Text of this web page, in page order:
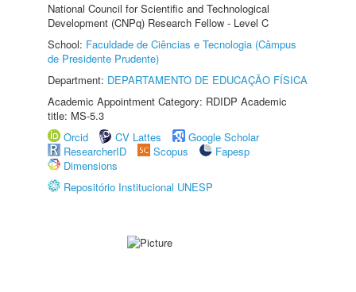
National Council for Scientific and Technological
Development (CNPq) Research Fellow - Level C
School: Faculdade de Ciências e Tecnologia (Câmpus
de Presidente Prudente)
Department: DEPARTAMENTO DE EDUCAÇÃO FÍSICA
Academic Appointment Category: RDIDP Academic
title: MS-5.3
Orcid
CV Lattes
Google Scholar
ResearcherID
Scopus
Fapesp
Dimensions
Repositório Institucional UNESP